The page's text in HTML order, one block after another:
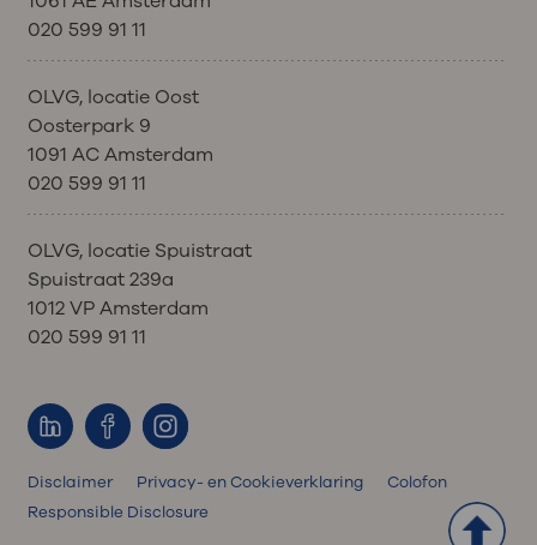
020 599 91 11
OLVG, locatie Oost
Oosterpark 9
1091 AC Amsterdam
020 599 91 11
OLVG, locatie Spuistraat
Spuistraat 239a
1012 VP Amsterdam
020 599 91 11
Disclaimer Privacy- en Cookieverklaring
Colofon
Responsible Disclosure